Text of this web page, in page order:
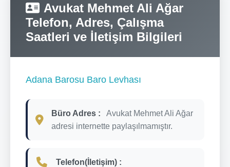
Avukat Mehmet Ali Ağar
Telefon, Adres, Çalışma
Saatleri ve İletişim Bilgileri
Adana Barosu Baro Levhası
Büro Adres :
Avukat Mehmet Ali Ağar
adresi internette paylaşılmamıştır.
Telefon(İletişim) :